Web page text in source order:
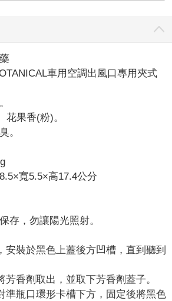
車用空調出風口專用夾式
花果香(粉)。
。
寬5.5×高17.4公分
存，勿讓陽光照射。
安裝於黑色上蓋後方凹槽，直到聽到
芳香劑取出，並取下芳香劑蓋子。
準瓶口環形卡槽下方，固定後將黑色